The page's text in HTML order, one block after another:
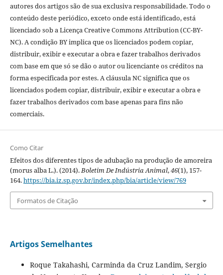
autores dos artigos são de sua exclusiva responsabilidade. Todo o
conteúdo deste periódico, exceto onde está identificado, está
licenciado sob a Licença Creative Commons Attribution (CC-BY-
NC). A condição BY implica que os licenciados podem copiar,
distribuir, exibir e executar a obra e fazer trabalhos derivados
com base em que só se dão o autor ou licenciante os créditos na
forma especificada por estes. A cláusula NC significa que os
licenciados podem copiar, distribuir, exibir e executar a obra e
fazer trabalhos derivados com base apenas para fins não
comerciais.
Como Citar
Efeitos dos diferentes tipos de adubação na produção de amoreira
(morus alba L.). (2014).Boletim De Indústria Animal,46(1), 157-
164.https://bia.iz.sp.gov.br/index.php/bia/article/view/769
Formatos de Citação
Artigos Semelhantes
Roque Takahashi, Carminda da Cruz Landim, Sergio